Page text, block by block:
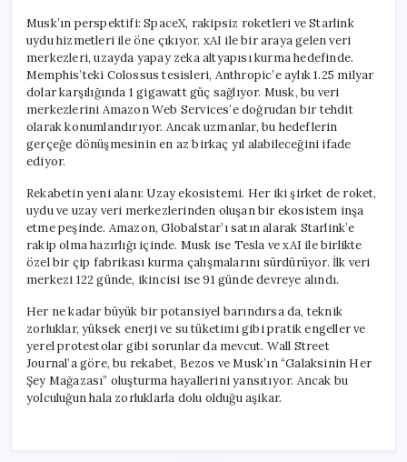
Musk’ın perspektifi: SpaceX, rakipsiz roketleri ve Starlink
uydu hizmetleri ile öne çıkıyor. xAI ile bir araya gelen veri
merkezleri, uzayda yapay zeka altyapısı kurma hedefinde.
Memphis’teki Colossus tesisleri, Anthropic’e aylık 1.25 milyar
dolar karşılığında 1 gigawatt güç sağlıyor. Musk, bu veri
merkezlerini Amazon Web Services’e doğrudan bir tehdit
olarak konumlandırıyor. Ancak uzmanlar, bu hedeflerin
gerçeğe dönüşmesinin en az birkaç yıl alabileceğini ifade
ediyor.
Rekabetin yeni alanı: Uzay ekosistemi. Her iki şirket de roket,
uydu ve uzay veri merkezlerinden oluşan bir ekosistem inşa
etme peşinde. Amazon, Globalstar’ı satın alarak Starlink’e
rakip olma hazırlığı içinde. Musk ise Tesla ve xAI ile birlikte
özel bir çip fabrikası kurma çalışmalarını sürdürüyor. İlk veri
merkezi 122 günde, ikincisi ise 91 günde devreye alındı.
Her ne kadar büyük bir potansiyel barındırsa da, teknik
zorluklar, yüksek enerji ve su tüketimi gibi pratik engeller ve
yerel protestolar gibi sorunlar da mevcut. Wall Street
Journal’a göre, bu rekabet, Bezos ve Musk’ın “Galaksinin Her
Şey Mağazası” oluşturma hayallerini yansıtıyor. Ancak bu
yolculuğun hala zorluklarla dolu olduğu aşikar.